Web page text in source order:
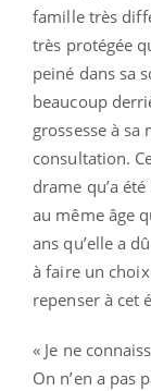
famille très
très protégée
peiné dans sa
beaucoup
grossesse à sa
consultation.
drame qu’a
au même âge
ans qu’elle a
à faire un
repenser à cet
« Je ne
On n’en a pas